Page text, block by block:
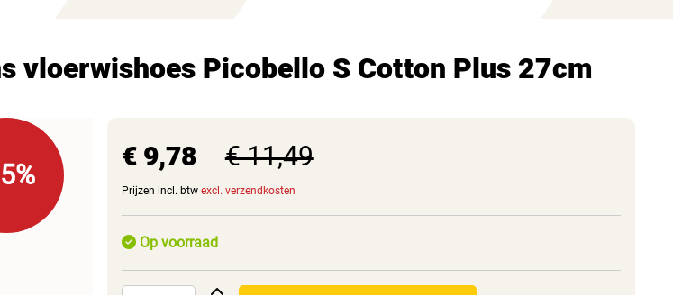
vloerwishoes Picobello S Cotton Plus 27cm
€ 9,78 € 11,49
Prijzen incl. btw excl. verzendkosten
Op voorraad